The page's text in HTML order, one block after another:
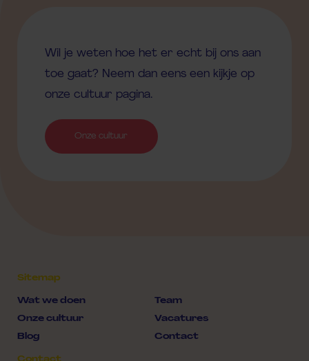
Wil je weten hoe het er echt bij ons aan
toe gaat? Neem dan eens een kijkje op
onze cultuur pagina.
Onze cultuur
Sitemap
Wat we doen Team
Onze cultuur Vacatures
Blog Contact